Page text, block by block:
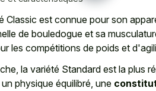
Classic est connue pour son
de bouledogue et sa
les compétitions de poids et
la variété Standard est la plus
physique équilibré, une